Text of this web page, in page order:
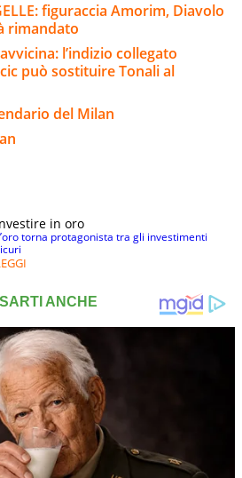
figuraccia Amorim, Diavolo
rimandato
l’indizio collegato
può sostituire Tonali al
del Milan
in oro
torna protagonista tra gli investimenti